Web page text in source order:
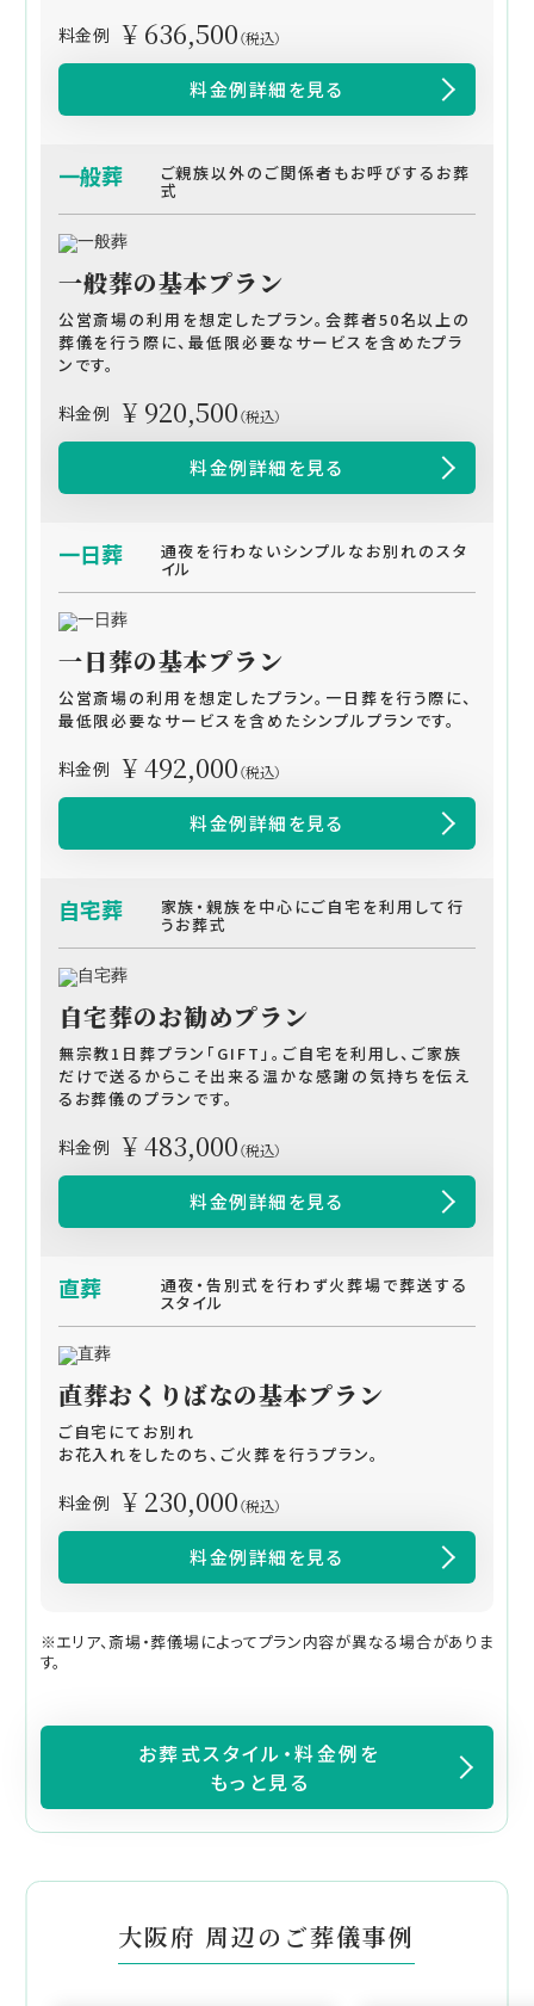
料金例 ¥ 636,500（税込）
料金例詳細を見る
一般葬 ご親族以外のご関係者もお呼びするお葬
式
一般葬の基本プラン
公営斎場の利用を想定したプラン。会葬者50名以上の
葬儀を行う際に、最低限必要なサービスを含めたプラ
ンです。
料金例 ¥ 920,500（税込）
料金例詳細を見る
一日葬 通夜を行わないシンプルなお別れのスタ
イル
一日葬の基本プラン
公営斎場の利用を想定したプラン。一日葬を行う際に、
最低限必要なサービスを含めたシンプルプランです。
料金例 ¥ 492,000（税込）
料金例詳細を見る
自宅葬 家族・親族を中心にご自宅を利用して行
うお葬式
自宅葬のお勧めプラン
無宗教1日葬プラン「GIFT」。ご自宅を利用し、ご家族
だけで送るからこそ出来る温かな感謝の気持ちを伝え
るお葬儀のプランです。
料金例 ¥ 483,000（税込）
料金例詳細を見る
直葬 通夜・告別式を行わず火葬場で葬送する
スタイル
直葬おくりばなの基本プラン
ご自宅にてお別れ
お花入れをしたのち、ご火葬を行うプラン。
料金例 ¥ 230,000（税込）
料金例詳細を見る
※エリア、斎場・葬儀場によってプラン内容が異なる場合がありま
す。
お葬式スタイル・料金例を
もっと見る
大阪府 周辺のご葬儀事例